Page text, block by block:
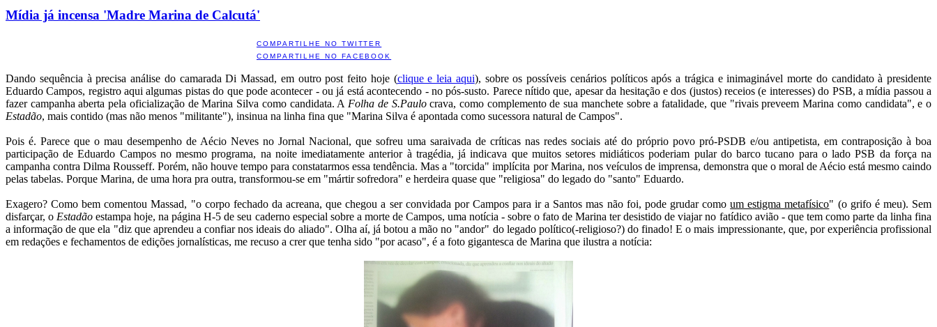
Mídia já incensa 'Madre Marina de Calcutá'
COMPARTILHE NO TWITTER
COMPARTILHE NO FACEBOOK
Dando sequência à precisa análise do camarada Di Massad, em outro post feito hoje (clique e leia aqui), sobre os possíveis cenários políticos após a trágica e inimaginável morte do candidato à presidente
Eduardo Campos, registro aqui algumas pistas do que pode acontecer - ou já está acontecendo - no pós-susto. Parece nítido que, apesar da hesitação e dos (justos) receios (e interesses) do PSB, a mídia passou a
fazer campanha aberta pela oficialização de Marina Silva como candidata. A Folha de S.Paulocrava, como complemento de sua manchete sobre a fatalidade, que "rivais preveem Marina como candidata", e o
Estadão, mais contido (mas não menos "militante"), insinua na linha fina que "Marina Silva é apontada como sucessora natural de Campos".
Pois é. Parece que o mau desempenho de Aécio Neves no Jornal Nacional, que sofreu uma saraivada de críticas nas redes sociais até do próprio povo pró-PSDB e/ou antipetista, em contraposição à boa
participação de Eduardo Campos no mesmo programa, na noite imediatamente anterior à tragédia, já indicava que muitos setores midiáticos poderiam pular do barco tucano para o lado PSB da força na
campanha contra Dilma Rousseff. Porém, não houve tempo para constatarmos essa tendência. Mas a "torcida" implícita por Marina, nos veículos de imprensa, demonstra que o moral de Aécio está mesmo caindo
pelas tabelas. Porque Marina, de uma hora pra outra, transformou-se em "mártir sofredora" e herdeira quase que "religiosa" do legado do "santo" Eduardo.
Exagero? Como bem comentou Massad, "o corpo fechado da acreana, que chegou a ser convidada por Campos para ir a Santos mas não foi, pode grudar comoum estigma metafísico" (o grifo é meu). Sem
disfarçar, o Estadão estampa hoje, na página H-5 de seu caderno especial sobre a morte de Campos, uma notícia - sobre o fato de Marina ter desistido de viajar no fatídico avião - que tem como parte da linha fina
a informação de que ela "diz que aprendeu a confiar nos ideais do aliado". Olha aí, já botou a mão no "andor" do legado político(-religioso?) do finado! E o mais impressionante, que, por experiência profissional
em redações e fechamentos de edições jornalísticas, me recuso a crer que tenha sido "por acaso", é a foto gigantesca de Marina que ilustra a notícia: